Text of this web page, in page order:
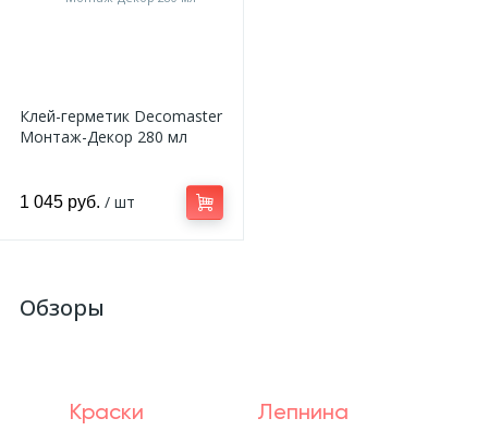
Клей-герметик Decomaster
Монтаж-Декор 280 мл
1 045 руб. / шт
Обзоры
Краски Лепнина